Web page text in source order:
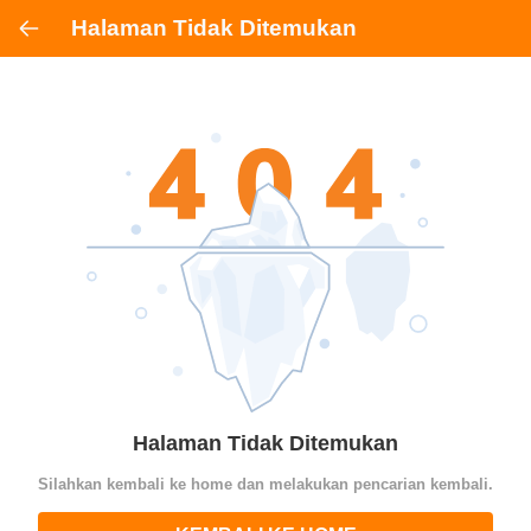
Halaman Tidak Ditemukan
Halaman Tidak Ditemukan
Silahkan kembali ke home dan melakukan pencarian kembali.